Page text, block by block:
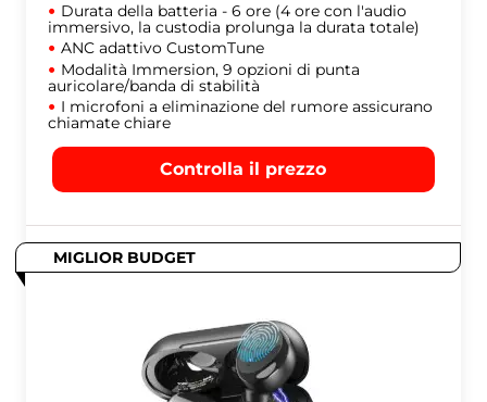
Durata della batteria - 6 ore (4 ore con l'audio
immersivo, la custodia prolunga la durata totale)
ANC adattivo CustomTune
Modalità Immersion, 9 opzioni di punta
auricolare/banda di stabilità
I microfoni a eliminazione del rumore assicurano
chiamate chiare
Controlla il prezzo
MIGLIOR BUDGET